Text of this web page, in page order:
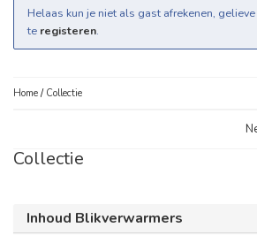
Helaas kun je niet als gast afrekenen,
te registeren.
Home / Collectie
Collectie
Inhoud Blikverwarmers